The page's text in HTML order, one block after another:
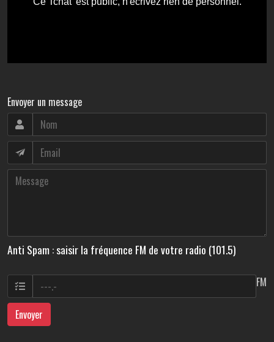
Envoyer un message
Anti Spam : saisir la fréquence FM de votre radio (101.5)
FM
Envoyer